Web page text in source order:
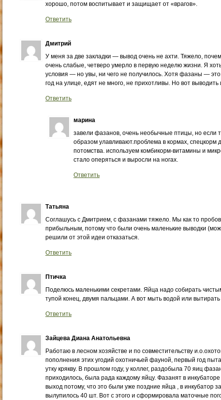
хорошо, потом воспитывает и защищает от «врагов».
Ответить
Дмитрий
У меня за две закладки — вывод очень не ахти. Тяжело,
очень слабые, четверо умерло в первую неделю жизни. Я
условия — но увы, ни чего не получилось. Хотя фазаны —
год на улице, едят не много, не прихотливы. Но вот
Ответить
марина
завели фазанов, очень необычные птицы, но если
образом улавливают.проблема в кормах, спецкорм
потомства. используем комбикорм-витамины и
стало оперяться и выросли на ногах.
Ответить
Татьяна
Соглашусь с Дмитрием, с фазанами тяжело. Мы как то
прибыльным, потому что были очень маленькие выводки
решили от этой идеи отказаться.
Ответить
Птичка
Поделюсь маленькими секретами. Яйца надо собирать
тупой конец, двумя пальцами. А вот мыть водой или
Ответить
Зайцева Диана Анатольевна
Работаю в лесном хозяйстве и по совместительству
пополнения этих угодий охотничьей фауной, первый год
утку крякву. В прошлом году, у коллег, раздобыла 70 яиц
приходилось, была рада каждому яйцу. Фазанят в
выход потому, что это были уже поздние яйца , в инкубатор
вылупилось 40 шт. Вот с этого и сформировала маточные